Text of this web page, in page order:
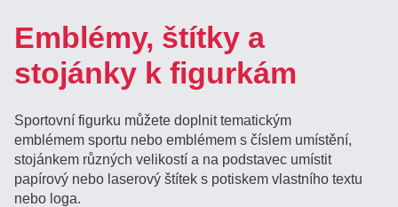
Emblémy, štítky a
stojánky k figurkám
Sportovní figurku můžete doplnit tematickým
emblémem sportu nebo emblémem s číslem umístění,
stojánkem různých velikostí a na podstavec umístit
papírový nebo laserový štítek s potiskem vlastního textu
nebo loga.